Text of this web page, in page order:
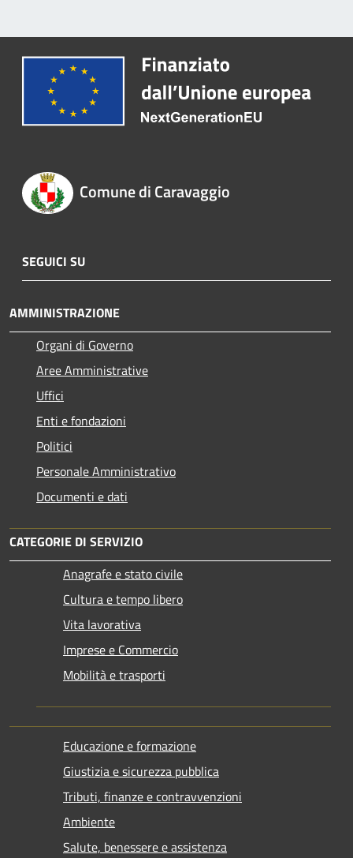
Comune di Caravaggio
SEGUICI SU
AMMINISTRAZIONE
Organi di Governo
Aree Amministrative
Uffici
Enti e fondazioni
Politici
Personale Amministrativo
Documenti e dati
CATEGORIE DI SERVIZIO
Anagrafe e stato civile
Cultura e tempo libero
Vita lavorativa
Imprese e Commercio
Mobilità e trasporti
Educazione e formazione
Giustizia e sicurezza pubblica
Tributi, finanze e contravvenzioni
Ambiente
Salute, benessere e assistenza